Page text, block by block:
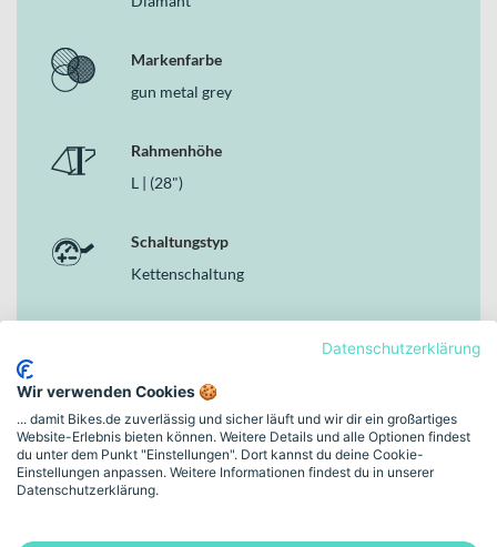
Langstreckenkomfort
Warum dieses Bike in der Kategorie Gravel Bikes
In der Kategorie Gravel Bikes zählt die Verbindung aus Effizienz,
Kontrolle und Ausdauer. Genau hier setzt das SILEX 8000 an: Mit
Carbonrahmen, Carbon-Gabel, hydraulischen Scheibenbremsen
Ausstattung für lange Tage im Sattel. Merida zeigt mit diesem Bike,
wie moderne Technik und tourenorientierte Auslegung zu einem
Markenfarbe
gun metal grey
Rahmenhöhe
L | (28")
Schaltungstyp
Kettenschaltung
Rahmen-Material
Carbon
Datenschutzerklärung
Wir verwenden Cookies 🍪
... damit Bikes.de zuverlässig und sicher läuft und wir dir ein großartiges
Website-Erlebnis bieten können. Weitere Details und alle Optionen findest
du unter dem Punkt "Einstellungen". Dort kannst du deine Cookie-
Einstellungen anpassen. Weitere Informationen findest du in unserer
Datenschutzerklärung.